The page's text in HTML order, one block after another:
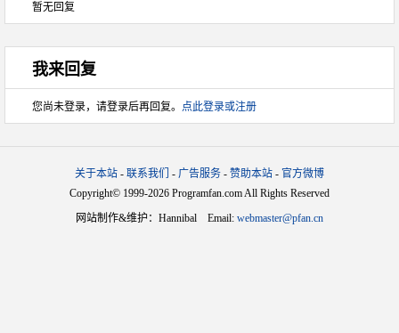
暂无回复
我来回复
您尚未登录，请登录后再回复。 点此登录或注册
关于本站 - 联系我们 - 广告服务 - 赞助本站 - 官方微博
Copyright© 1999-2026 Programfan.com All Rights Reserved
网站制作&维护：Hannibal Email: webmaster@pfan.cn